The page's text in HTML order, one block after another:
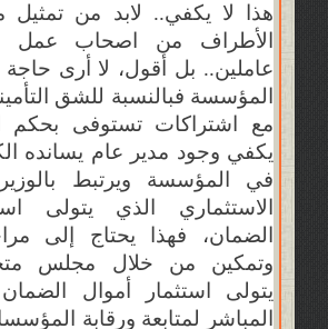
هذا لا يكفي.. لابد من تمثيل
الأطراف من اصحاب عمل
عاملين.. بل أقول، لا أرى
المؤسسة فبالنسبة للشق
مع اشتراكات تستوفى بحكم
يكفي وجود مدير عام يسانده
في المؤسسة ويرتبط
الاستثماري الذي يتولى
الضمان، فهذا يحتاج إلى
وتمكين من خلال مجلس
يتولى استثمار أموال
المباشر لمتابعة ورقابة